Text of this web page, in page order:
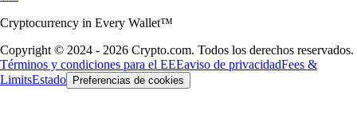
Cryptocurrency in Every Wallet™
Copyright © 2024 - 2026 Crypto.com. Todos los derechos reservados.
Términos y condiciones para el EEEaviso de privacidadFees &
LimitsEstado Preferencias de cookies